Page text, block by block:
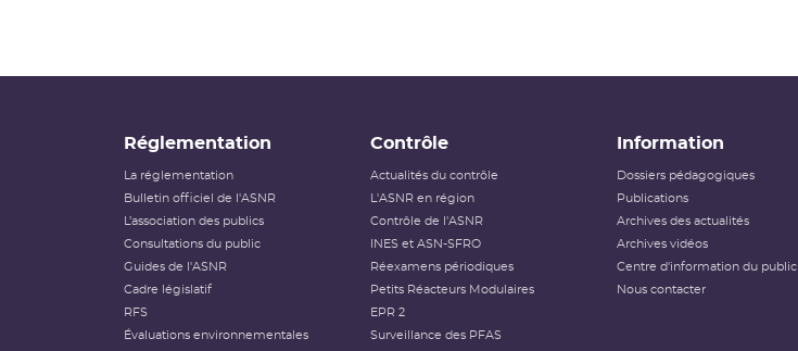
Réglementation
La réglementation
Bulletin officiel de l'ASNR
L’association des publics
Consultations du public
Guides de l'ASNR
Cadre législatif
RFS
Évaluations environnementales
Contrôle
Actualités du contrôle
L'ASNR en région
Contrôle de l'ASNR
INES et ASN-SFRO
Réexamens périodiques
Petits Réacteurs Modulaires
EPR 2
Surveillance des PFAS
Information
Dossiers pédagogiques
Publications
Archives des actualités
Archives vidéos
Centre d'information du public
Nous contacter